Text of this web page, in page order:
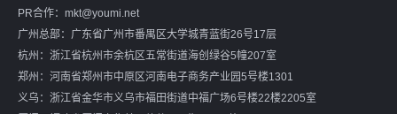
PR合作： mkt@youmi.net
广州总部：广东省广州市番禺区大学城青蓝街26号17层
杭州：浙江省杭州市余杭区五常街道海创绿谷5幢207室
郑州：河南省郑州市中原区河南电子商务产业园5号楼1301
义乌：浙江省金华市义乌市福田街道中福广场6号楼22楼2205室